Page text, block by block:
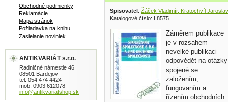
Spisovatel: Žáček Vladimír, Kratochvíl Jaroslav
Katalogové číslo: L8575
Záměrem publikace
je v rozsahem
nevelké publikaci
odpovědět na otázky
spojené se
založením,
fungovaním a
řízením obchodních
Obchodné podmienky
Reklamácie
Mapa stránok
Požiadavka na knihu
Zasielanie noviniek
ANTIKVARIÁT s.r.o.
Radničné námestie 46
08501 Bardejov
tel: 054 474 4424
mob: 0903 612078
info@antikvariatshop.sk